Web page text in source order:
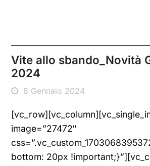
Vite allo sbando_Novità
2024
8 Gennaio 2024
image=”27472″
bottom: 20px